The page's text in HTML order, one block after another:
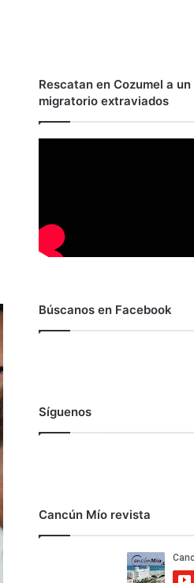
Rescatan en Cozumel a
migratorio extraviados
Búscanos en Facebook
Síguenos
Cancún Mío revista